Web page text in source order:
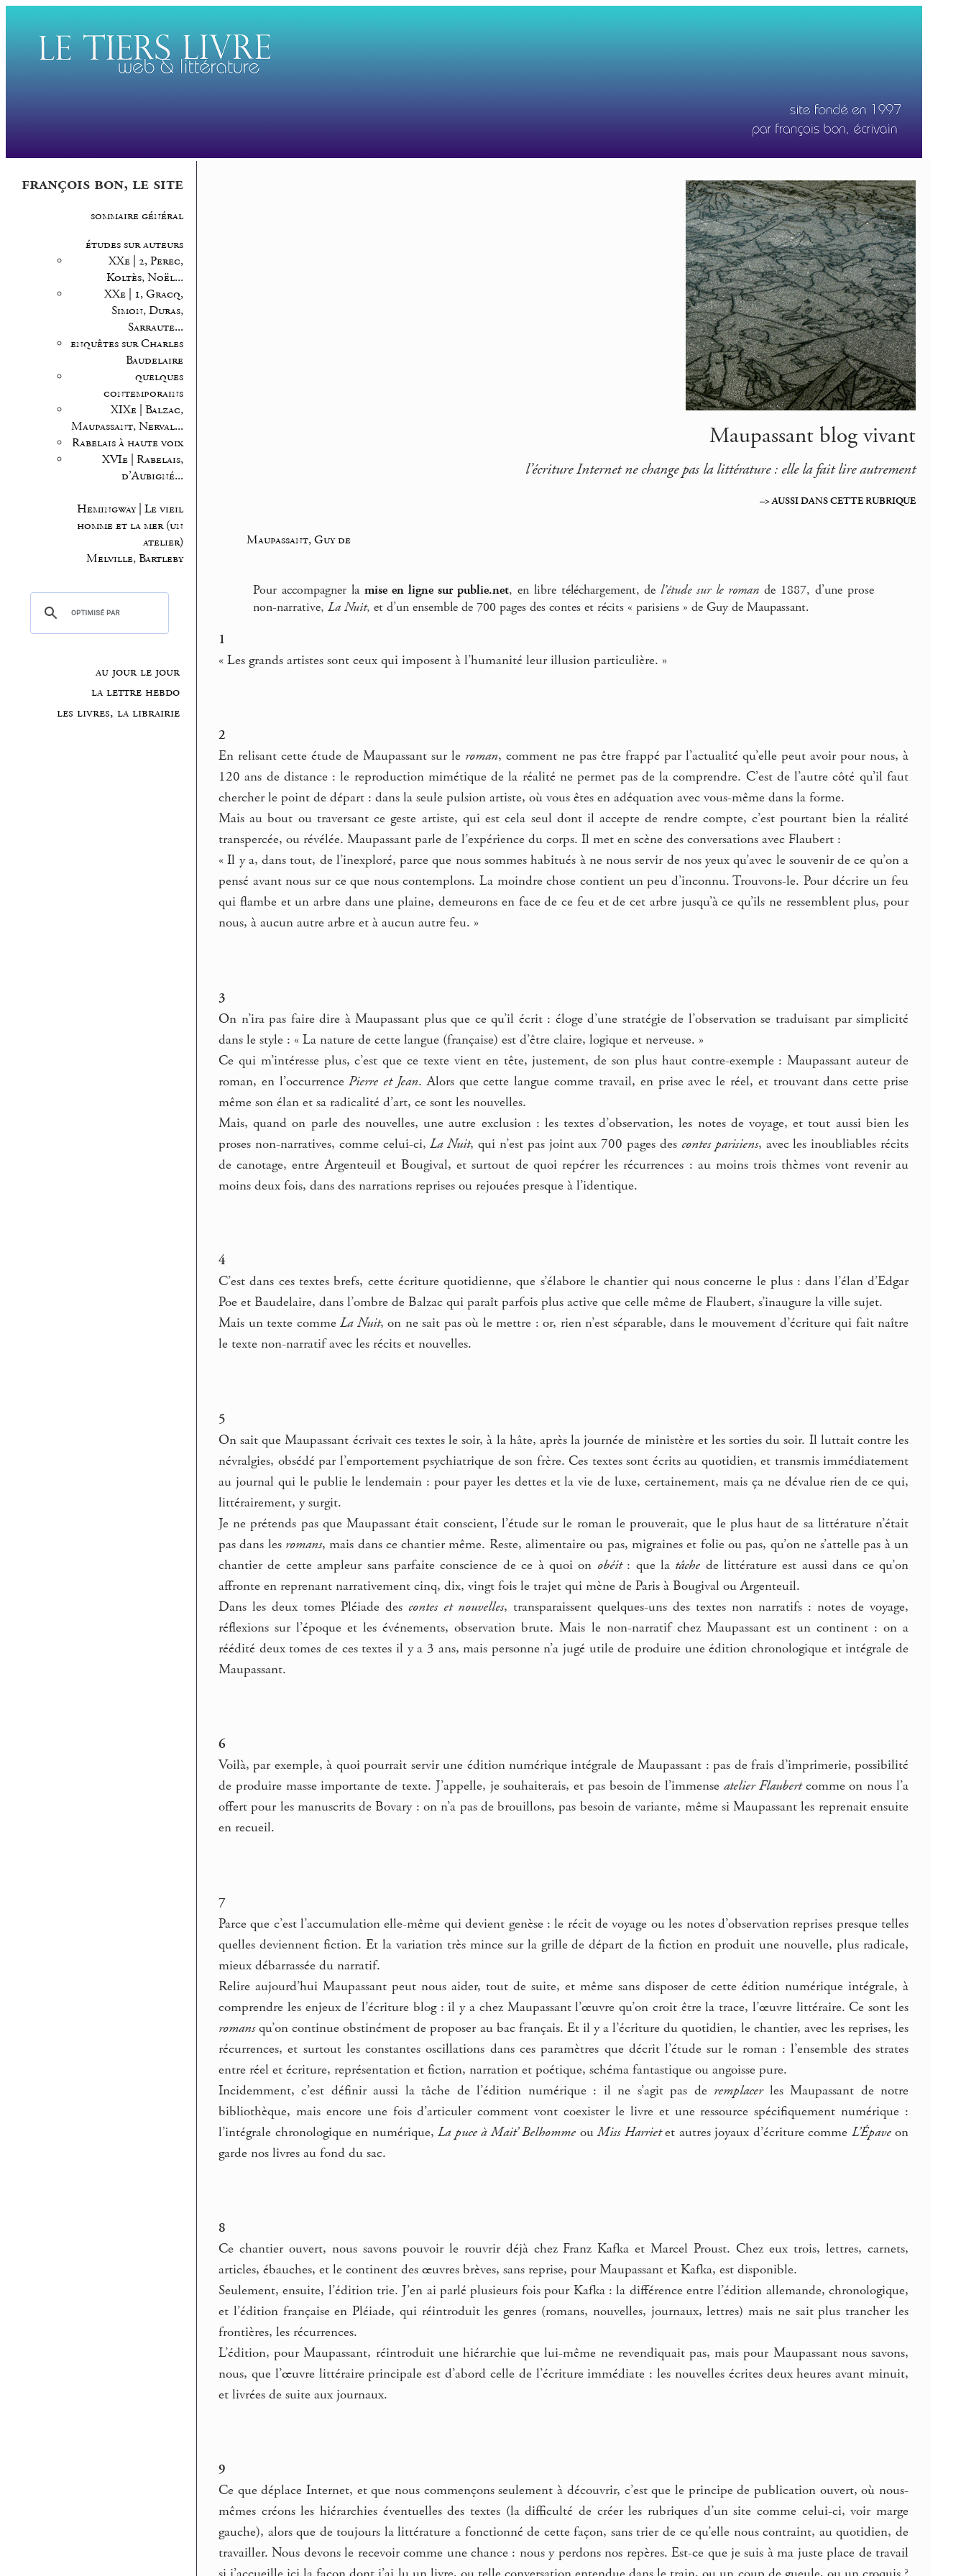
françois bon, le site
sommaire général
études sur auteurs
XXe | 2, Perec,
Koltès, Noël...
XXe | 1, Gracq,
Simon, Duras,
Sarraute...
enquêtes sur Charles
Baudelaire
quelques
contemporains
XIXe | Balzac,
Maupassant, Nerval...
Rabelais à haute voix
XVIe | Rabelais,
d’Aubigné...
Hemingway | Le vieil
homme et la mer (un
atelier)
Melville, Bartleby
au jour le jour
la lettre hebdo
les livres, la librairie
Maupassant blog vivant
l’écriture Internet ne change pas la littérature : elle la fait lire autrement
–> AUSSI DANS CETTE RUBRIQUE
Maupassant, Guy de
Pour accompagner la mise en ligne sur publie.net, en libre téléchargement, de l’étude sur le roman de 1887, d’une prose
non-narrative, La Nuit, et d’un ensemble de 700 pages des contes et récits « parisiens » de Guy de Maupassant.
1
« Les grands artistes sont ceux qui imposent à l’humanité leur illusion particulière. »
2
En relisant cette étude de Maupassant sur le roman, comment ne pas être frappé par l’actualité qu’elle peut avoir pour nous, à
120 ans de distance : le reproduction mimétique de la réalité ne permet pas de la comprendre. C’est de l’autre côté qu’il faut
chercher le point de départ : dans la seule pulsion artiste, où vous êtes en adéquation avec vous-même dans la forme.
Mais au bout ou traversant ce geste artiste, qui est cela seul dont il accepte de rendre compte, c’est pourtant bien la réalité
transpercée, ou révélée. Maupassant parle de l’expérience du corps. Il met en scène des conversations avec Flaubert :
« Il y a, dans tout, de l’inexploré, parce que nous sommes habitués à ne nous servir de nos yeux qu’avec le souvenir de ce qu’on a
pensé avant nous sur ce que nous contemplons. La moindre chose contient un peu d’inconnu. Trouvons-le. Pour décrire un feu
qui flambe et un arbre dans une plaine, demeurons en face de ce feu et de cet arbre jusqu’à ce qu’ils ne ressemblent plus, pour
nous, à aucun autre arbre et à aucun autre feu. »
3
On n’ira pas faire dire à Maupassant plus que ce qu’il écrit : éloge d’une stratégie de l’observation se traduisant par simplicité
dans le style : « La nature de cette langue (française) est d’être claire, logique et nerveuse. »
Ce qui m’intéresse plus, c’est que ce texte vient en tête, justement, de son plus haut contre-exemple : Maupassant auteur de
roman, en l’occurrencePierre et Jean. Alors que cette langue comme travail, en prise avec le réel, et trouvant dans cette prise
même son élan et sa radicalité d’art, ce sont les nouvelles.
Mais, quand on parle des nouvelles, une autre exclusion : les textes d’observation, les notes de voyage, et tout aussi bien les
proses non-narratives, comme celui-ci,La Nuit, qui n’est pas joint aux 700 pages des contes parisiens, avec les inoubliables récits
de canotage, entre Argenteuil et Bougival, et surtout de quoi repérer les récurrences : au moins trois thèmes vont revenir au
moins deux fois, dans des narrations reprises ou rejouées presque à l’identique.
4
C’est dans ces textes brefs, cette écriture quotidienne, que s’élabore le chantier qui nous concerne le plus : dans l’élan d’Edgar
Poe et Baudelaire, dans l’ombre de Balzac qui paraît parfois plus active que celle même de Flaubert, s’inaugure la ville sujet.
Mais un texte commeLa Nuit, on ne sait pas où le mettre : or, rien n’est séparable, dans le mouvement d’écriture qui fait naître
le texte non-narratif avec les récits et nouvelles.
5
On sait que Maupassant écrivait ces textes le soir, à la hâte, après la journée de ministère et les sorties du soir. Il luttait contre les
névralgies, obsédé par l’emportement psychiatrique de son frère. Ces textes sont écrits au quotidien, et transmis immédiatement
au journal qui le publie le lendemain : pour payer les dettes et la vie de luxe, certainement, mais ça ne dévalue rien de ce qui,
littérairement, y surgit.
Je ne prétends pas que Maupassant était conscient, l’étude sur le roman le prouverait, que le plus haut de sa littérature n’était
pas dans les romans, mais dans ce chantier même. Reste, alimentaire ou pas, migraines et folie ou pas, qu’on ne s’attelle pas à un
chantier de cette ampleur sans parfaite conscience de ce à quoi on obéit: que la tâche de littérature est aussi dans ce qu’on
affronte en reprenant narrativement cinq, dix, vingt fois le trajet qui mène de Paris à Bougival ou Argenteuil.
Dans les deux tomes Pléiade des contes et nouvelles, transparaissent quelques-uns des textes non narratifs : notes de voyage,
réflexions sur l’époque et les événements, observation brute. Mais le non-narratif chez Maupassant est un continent : on a
réédité deux tomes de ces textes il y a 3 ans, mais personne n’a jugé utile de produire une édition chronologique et intégrale de
Maupassant.
6
Voilà, par exemple, à quoi pourrait servir une édition numérique intégrale de Maupassant : pas de frais d’imprimerie, possibilité
de produire masse importante de texte. J’appelle, je souhaiterais, et pas besoin de l’immenseatelier Flaubertcomme on nous l’a
offert pour les manuscrits de Bovary : on n’a pas de brouillons, pas besoin de variante, même si Maupassant les reprenait ensuite
en recueil.
7
Parce que c’est l’accumulation elle-même qui devient genèse : le récit de voyage ou les notes d’observation reprises presque telles
quelles deviennent fiction. Et la variation très mince sur la grille de départ de la fiction en produit une nouvelle, plus radicale,
mieux débarrassée du narratif.
Relire aujourd’hui Maupassant peut nous aider, tout de suite, et même sans disposer de cette édition numérique intégrale, à
comprendre les enjeux de l’écriture blog : il y a chez Maupassant l’œuvre qu’on croit être la trace, l’œuvre littéraire. Ce sont les
romansqu’on continue obstinément de proposer au bac français. Et il y a l’écriture du quotidien, le chantier, avec les reprises, les
récurrences, et surtout les constantes oscillations dans ces paramètres que décrit l’étude sur le roman : l’ensemble des strates
entre réel et écriture, représentation et fiction, narration et poétique, schéma fantastique ou angoisse pure.
Incidemment, c’est définir aussi la tâche de l’édition numérique : il ne s’agit pas de remplacerles Maupassant de notre
bibliothèque, mais encore une fois d’articuler comment vont coexister le livre et une ressource spécifiquement numérique :
l’intégrale chronologique en numérique,La puce à Mait’ Belhomme ouMiss Harrietet autres joyaux d’écriture comme L’Épaveon
garde nos livres au fond du sac.
8
Ce chantier ouvert, nous savons pouvoir le rouvrir déjà chez Franz Kafka et Marcel Proust. Chez eux trois, lettres, carnets,
articles, ébauches, et le continent des œuvres brèves, sans reprise, pour Maupassant et Kafka, est disponible.
Seulement, ensuite, l’édition trie. J’en ai parlé plusieurs fois pour Kafka : la différence entre l’édition allemande, chronologique,
et l’édition française en Pléiade, qui réintroduit les genres (romans, nouvelles, journaux, lettres) mais ne sait plus trancher les
frontières, les récurrences.
L’édition, pour Maupassant, réintroduit une hiérarchie que lui-même ne revendiquait pas, mais pour Maupassant nous savons,
nous, que l’œuvre littéraire principale est d’abord celle de l’écriture immédiate : les nouvelles écrites deux heures avant minuit,
et livrées de suite aux journaux.
9
Ce que déplace Internet, et que nous commençons seulement à découvrir, c’est que le principe de publication ouvert, où nous-
mêmes créons les hiérarchies éventuelles des textes (la difficulté de créer les rubriques d’un site comme celui-ci, voir marge
gauche), alors que de toujours la littérature a fonctionné de cette façon, sans trier de ce qu’elle nous contraint, au quotidien, de
travailler. Nous devons le recevoir comme une chance : nous y perdons nos repères. Est-ce que je suis à ma juste place de travail